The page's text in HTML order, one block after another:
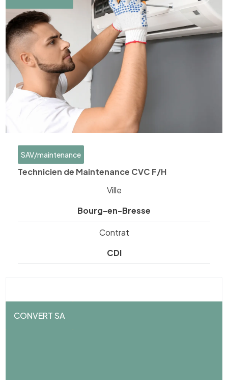
SAV/maintenance
Technicien de Maintenance CVC F/H
Ville
Bourg-en-Bresse
Contrat
CDI
CONVERT SA